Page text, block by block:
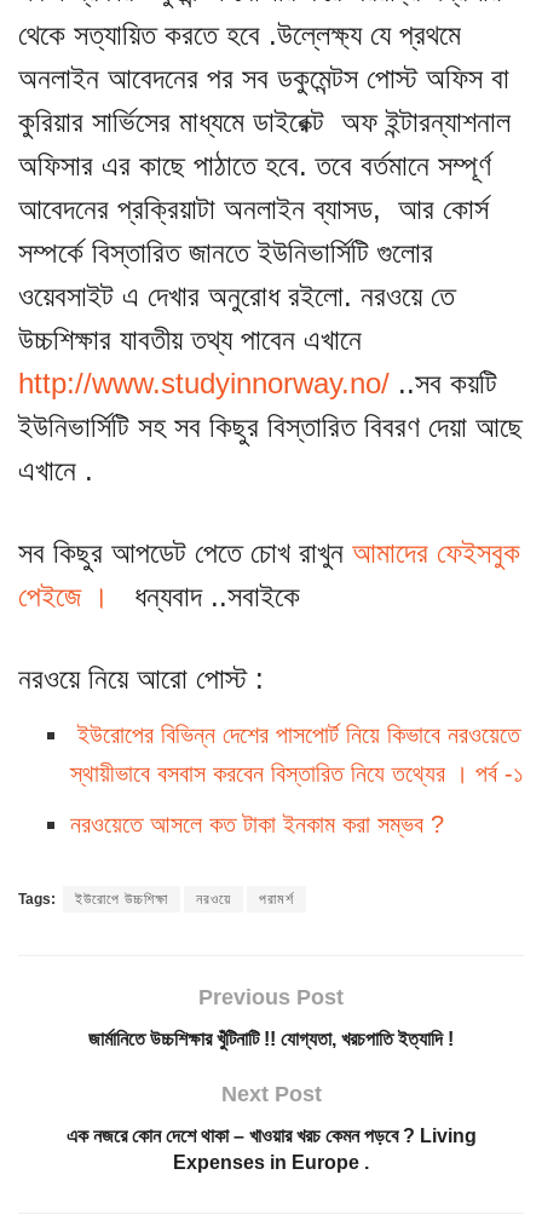
থেকে সত্যায়িত করতে হবে .উল্লেক্ষ্য যে প্রথমে
অনলাইন আবেদনের পর সব ডকুমেন্টস পোস্ট অফিস বা
কুরিয়ার সার্ভিসের মাধ্যমে ডাইরেক্ট অফ ইন্টারন্যাশনাল
অফিসার এর কাছে পাঠাতে হবে. তবে বর্তমানে সম্পূর্ণ
আবেদনের প্রক্রিয়াটা অনলাইন ব্যাসড, আর কোর্স
সম্পর্কে বিস্তারিত জানতে ইউনিভার্সিটি গুলোর
ওয়েবসাইট এ দেখার অনুরোধ রইলো. নরওয়ে তে
উচ্চশিক্ষার যাবতীয় তথ্য পাবেন এখানে
http://www.studyinnorway.no/ ..সব কয়টি
ইউনিভার্সিটি সহ সব কিছুর বিস্তারিত বিবরণ দেয়া আছে
এখানে .
সব কিছুর আপডেট পেতে চোখ রাখুন আমাদের ফেইসবুক
পেইজে ।
ধন্যবাদ ..সবাইকে
নরওয়ে নিয়ে আরো পোস্ট :
ইউরোপের বিভিন্ন দেশের পাসপোর্ট নিয়ে কিভাবে নরওয়েতে
স্থায়ীভাবে বসবাস করবেন বিস্তারিত নিযে তথ্যের । পর্ব -১
নরওয়েতে আসলে কত টাকা ইনকাম করা সম্ভব ?
Tags: ইউরোপে উচ্চশিক্ষা নরওয়ে পরামর্শ
Previous Post
জার্মানিতে উচ্চশিক্ষার খুঁটিনাটি !! যোগ্যতা, খরচপাতি ইত্যাদি !
Next Post
এক নজরে কোন দেশে থাকা – খাওয়ার খরচ কেমন পড়বে ? Living
Expenses in Europe .